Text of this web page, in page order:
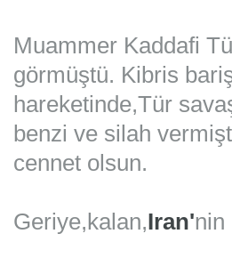
Muammer Kaddafi
görmüştü. Kibris
hareketinde,Tür
benzi ve silah
cennet olsun.
Geriye,kalan,Iran'nin